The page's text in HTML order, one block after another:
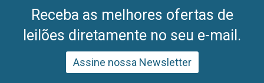
Receba as melhores ofertas de
leilões diretamente no seu e-mail.
Assine nossa Newsletter